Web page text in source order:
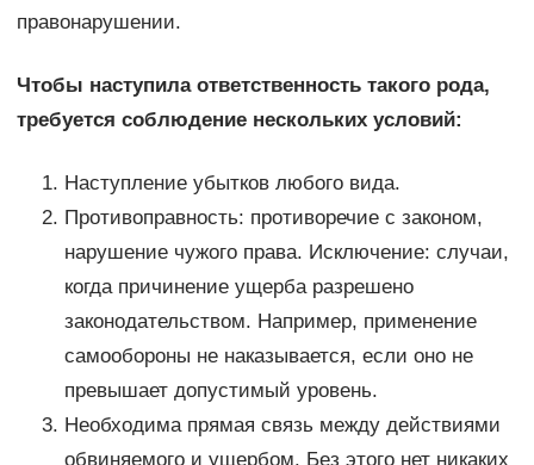
правонарушении.
Чтобы наступила ответственность такого рода,
требуется соблюдение нескольких условий:
Наступление убытков любого вида.
Противоправность: противоречие с законом,
нарушение чужого права. Исключение: случаи,
когда причинение ущерба разрешено
законодательством. Например, применение
самообороны не наказывается, если оно не
превышает допустимый уровень.
Необходима прямая связь между действиями
обвиняемого и ущербом. Без этого нет никаких